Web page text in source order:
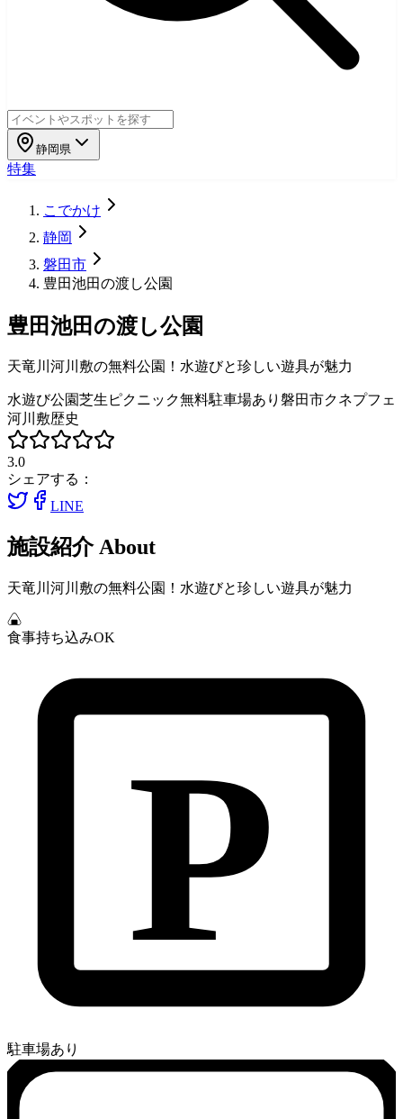
静岡県
特集
こでかけ
静岡
磐田市
豊田池田の渡し公園
豊田池田の渡し公園
天竜川河川敷の無料公園！水遊びと珍しい遊具が魅力
水遊び公園芝生 ピクニック無料駐車場あり 磐田市クネプフェ
河川敷歴史
3.0
シェアする：
LINE
施設紹介 About
天竜川河川敷の無料公園！水遊びと珍しい遊具が魅力
食事持ち込みOK
P
駐車場あり